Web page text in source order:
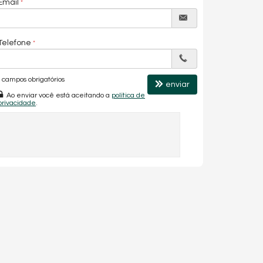
campos obrigatórios
Ao enviar você está aceitando a política de
enviar